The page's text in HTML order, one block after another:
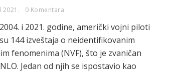
2021. 0 Komentara
i 2021. godine, američki vojni piloti
144 izveštaja o neidentifikovanim
fenomenima (NVF), što je zvaničan
Jedan od njih se ispostavio kao